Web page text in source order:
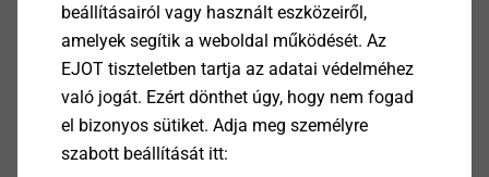
Egyetlen rendszer, számos tervezési lehetőség
Az EJOT zöldhomlokzat-rögzítőrendszer összeállítása
a Iso-Bar ECO homlokzathorgony mellett számos
további elemből áll, mint például a kör
keresztmetszetű rozsdamentes acél sodronykötélből,
különböző kötélkeresztekből, valamint a
beállításairól vagy használt eszközeiről,
amelyek segítik a weboldal működését. Az
EJOT tiszteletben tartja az adatai védelméhez
való jogát. Ezért dönthet úgy, hogy nem fogad
el bizonyos sütiket. Adja meg személyre
szabott beállítását itt: